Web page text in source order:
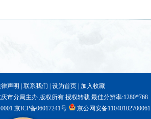
声明 联系我们 设为首页 加入收藏
市分局主办 版权所有 授权转载 最佳分辨率:1280*768
京ICP备06017241号 京公网安备11040102700061